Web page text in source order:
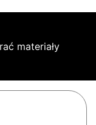
materiały